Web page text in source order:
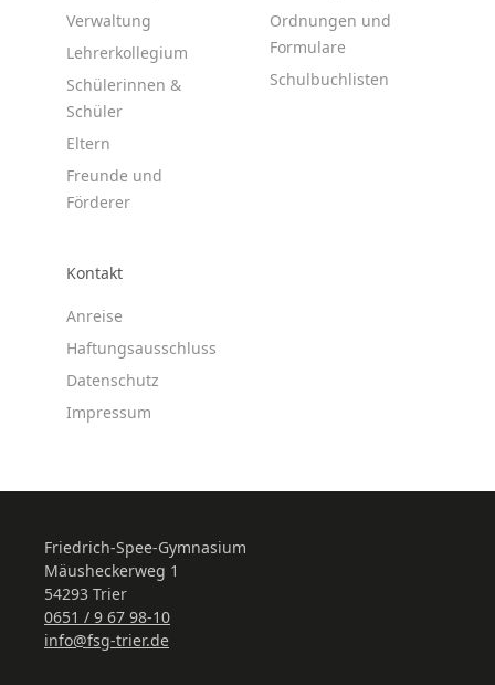
Verwaltung
Lehrerkollegium
Schülerinnen &
Schüler
Eltern
Freunde und
Förderer
Ordnungen und
Formulare
Schulbuchlisten
Kontakt
Anreise
Haftungsausschluss
Datenschutz
Impressum
Friedrich-Spee-Gymnasium
Mäusheckerweg 1
54293 Trier
0651 / 9 67 98-10
info@fsg-trier.de